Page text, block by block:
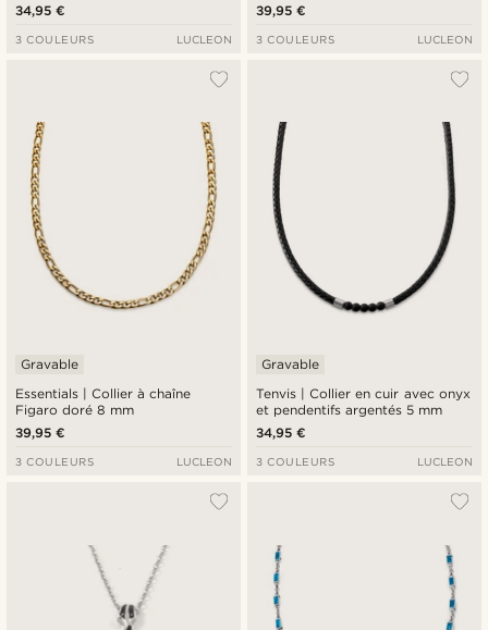
34,95 €
3 COULEURS LUCLEON
39,95 €
3 COULEURS LUCLEON
Essentials | Collier à chaîne
Figaro doré 8 mm
Gravable
39,95 €
3 COULEURS LUCLEON
Tenvis | Collier en cuir avec onyx
et pendentifs argentés 5 mm
Gravable
34,95 €
3 COULEURS LUCLEON